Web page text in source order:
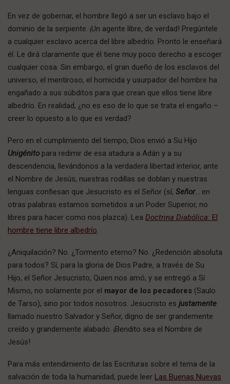
En vez de gobernar, el hombre llegó a ser un esclavo bajo el
dominio de la serpiente. ¡Un agente libre, de verdad! Pregúntele
a cualquier esclavo acerca del libre albedrío. Pronto le enseñará
él. Le dirá claramente que él tiene muy poco derecho a escoger
cualquier cosa. Sin embargo, el gran dueño de los esclavos del
universo, el mentiroso, el homicida y usurpador del hombre ha
engañado a sus súbditos para que crean que ellos tiene libre
albedrío. En realidad, ¿no es eso de lo que se trata el engaño –
creer lo opuesto a lo que es verdad?
Pero en el cumplimiento del tiempo, Dios envió a Su Hijo
Unigénito para redimir de esa atadura a Adán y a su
descendencia, llevándonos a la verdadera libertad interior, ante
el Nombre de Jesús, nuestras rodillas se doblan y nuestras
lenguas confiesan que Jesucristo es el Señor (sí, Señor… en
otras palabras estamos sometidos a un Poder Superior, no
libres para hacer como nos plazca). Lea Doctrina Diabólica: El
hombre tiene libre albedrío
¿Aniquilación? No. ¿Tormento eterno? No. ¿Redención absoluta
para todos? Sí, para la gloria de Dios Padre, a través de Su
Hijo, el Señor Jesucristo, Quien nos amó, y se entregó a Sí
Mismo, no solamente por el mayor de los pecadores (Saulo
de Tarso), sino por todos nosotros. Jesucristo es justamente
llamado nuestro Salvador y Señor, digno de ser grandemente
creído y grandemente alabado. ¡Bendito sea el Nombre de
Jesús!
Para más entendimiento de las Escrituras sobre el tema de la
salvación de toda la humanidad, puede leer Las Buenas Nuevas